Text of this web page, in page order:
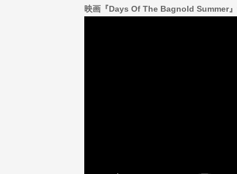
映画『Days Of The Bagnold Summer